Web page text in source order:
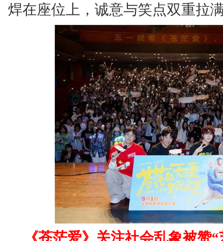
焊在座位上，诚意与笑点双重拉
《苍茫爱》关注社会乱象被赞